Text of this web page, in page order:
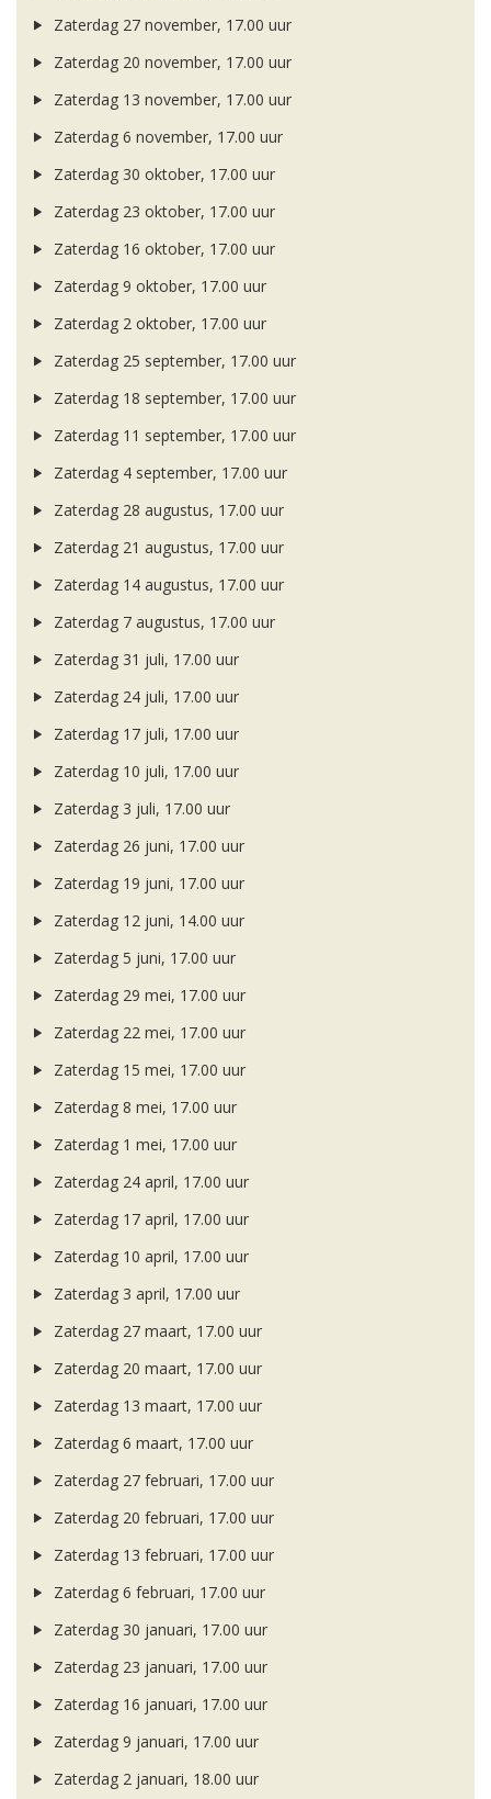
Zaterdag 27 november, 17.00 uur
Zaterdag 20 november, 17.00 uur
Zaterdag 13 november, 17.00 uur
Zaterdag 6 november, 17.00 uur
Zaterdag 30 oktober, 17.00 uur
Zaterdag 23 oktober, 17.00 uur
Zaterdag 16 oktober, 17.00 uur
Zaterdag 9 oktober, 17.00 uur
Zaterdag 2 oktober, 17.00 uur
Zaterdag 25 september, 17.00 uur
Zaterdag 18 september, 17.00 uur
Zaterdag 11 september, 17.00 uur
Zaterdag 4 september, 17.00 uur
Zaterdag 28 augustus, 17.00 uur
Zaterdag 21 augustus, 17.00 uur
Zaterdag 14 augustus, 17.00 uur
Zaterdag 7 augustus, 17.00 uur
Zaterdag 31 juli, 17.00 uur
Zaterdag 24 juli, 17.00 uur
Zaterdag 17 juli, 17.00 uur
Zaterdag 10 juli, 17.00 uur
Zaterdag 3 juli, 17.00 uur
Zaterdag 26 juni, 17.00 uur
Zaterdag 19 juni, 17.00 uur
Zaterdag 12 juni, 14.00 uur
Zaterdag 5 juni, 17.00 uur
Zaterdag 29 mei, 17.00 uur
Zaterdag 22 mei, 17.00 uur
Zaterdag 15 mei, 17.00 uur
Zaterdag 8 mei, 17.00 uur
Zaterdag 1 mei, 17.00 uur
Zaterdag 24 april, 17.00 uur
Zaterdag 17 april, 17.00 uur
Zaterdag 10 april, 17.00 uur
Zaterdag 3 april, 17.00 uur
Zaterdag 27 maart, 17.00 uur
Zaterdag 20 maart, 17.00 uur
Zaterdag 13 maart, 17.00 uur
Zaterdag 6 maart, 17.00 uur
Zaterdag 27 februari, 17.00 uur
Zaterdag 20 februari, 17.00 uur
Zaterdag 13 februari, 17.00 uur
Zaterdag 6 februari, 17.00 uur
Zaterdag 30 januari, 17.00 uur
Zaterdag 23 januari, 17.00 uur
Zaterdag 16 januari, 17.00 uur
Zaterdag 9 januari, 17.00 uur
Zaterdag 2 januari, 18.00 uur